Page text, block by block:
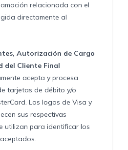
relacionada con el
directamente al
Autorización de Cargo
del Cliente Final
acepta y procesa
tarjetas de débito y/o
Los logos de Visa y
sus respectivas
utilizan para identificar los